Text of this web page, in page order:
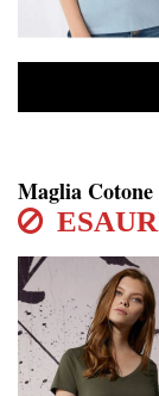
Maglia